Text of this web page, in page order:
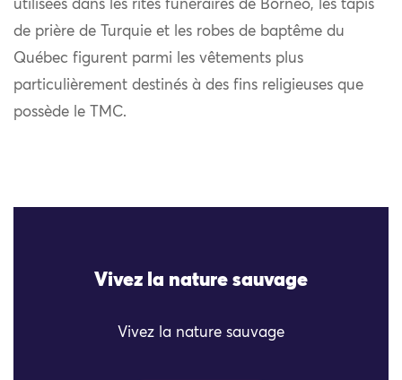
utilisées dans les rites funéraires de Bornéo, les tapis
de prière de Turquie et les robes de baptême du
Québec figurent parmi les vêtements plus
particulièrement destinés à des fins religieuses que
possède le TMC.
Vivez la nature sauvage
Vivez la nature sauvage